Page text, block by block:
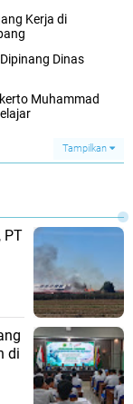
Kerja di
Dinas
Muhammad
Tampilkan
PT
di